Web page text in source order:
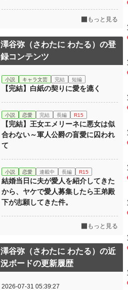
もっと見る
澤谷弥（さわたに わたる）の登
録コンテンツ
小説 キャラ文芸 完結 短編
【完結】白紙の契りに愛を漉く
小説 恋愛 完結 長編 R15
【完結】王女エメリーネに悪女は似
合わない～軍人公爵の盲愛に囚われ
て
小説 恋愛 連載中 長編 R15
結婚当日に夫が愛人を紹介してきた
から、ヤケで愛人募集したら王弟殿
下が志願してきた件。
もっと見る
澤谷弥（さわたに わたる）の近
況ボードの更新履歴
2026-07-31 05:39:27